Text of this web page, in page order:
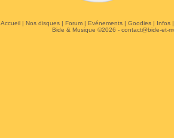
Accueil| Nos disques| Forum| Evénements| Goodies| Infos
Bide & Musique ©2026 - contact@bide-et-